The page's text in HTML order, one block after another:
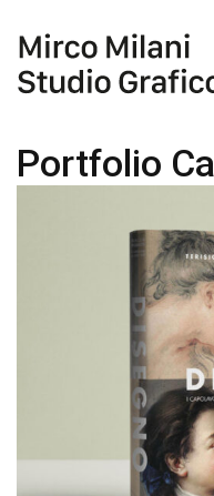
Portfolio